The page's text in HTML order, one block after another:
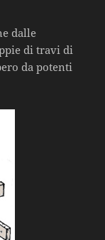
dalle
di travi di
da potenti